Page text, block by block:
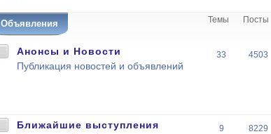
Объявления Темы Посты
Анонсы и Новости
Публикация новостей и объявлений
33 4503
Ближайшие выступления 9 8229